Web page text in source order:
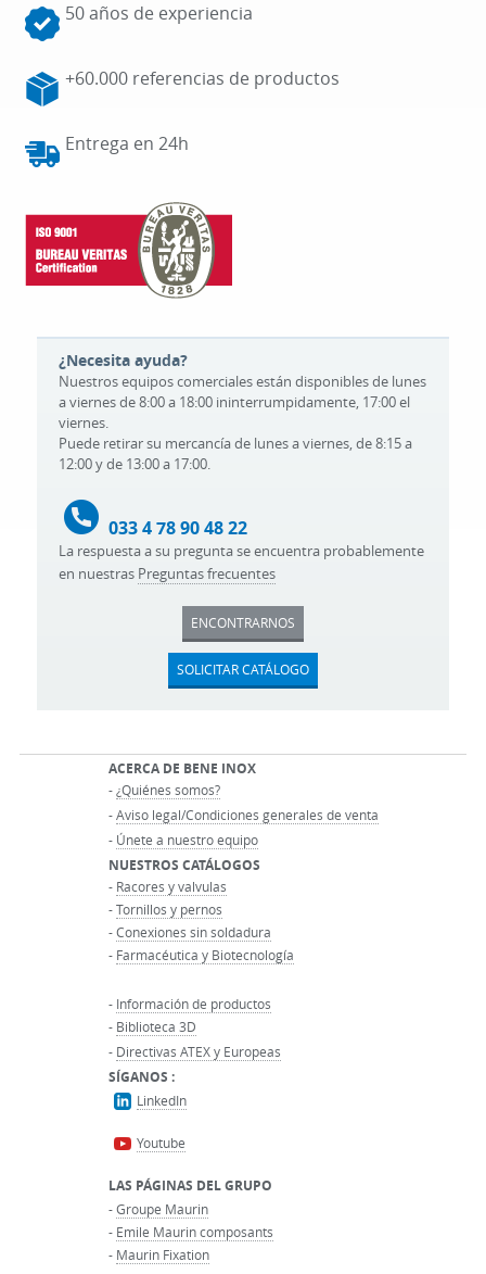
50 años de experiencia
+60.000 referencias de productos
Entrega en 24h
¿Necesita ayuda?
Nuestros equipos comerciales están disponibles de lunes
a viernes de 8:00 a 18:00 ininterrumpidamente, 17:00 el
viernes.
Puede retirar su mercancía de lunes a viernes, de 8:15 a
12:00 y de 13:00 a 17:00.
033 4 78 90 48 22
La respuesta a su pregunta se encuentra probablemente
en nuestras Preguntas frecuentes
ENCONTRARNOS
SOLICITAR CATÁLOGO
ACERCA DE BENE INOX
-¿Quiénes somos?
-Aviso legal/Condiciones generales de venta
- Únete a nuestro equipo
NUESTROS CATÁLOGOS
- Racores y valvulas
-Tornillos y pernos
-Conexiones sin soldadura
- Farmacéutica y Biotecnología
- Información de productos
- Biblioteca 3D
- Directivas ATEX y Europeas
SÍGANOS :
LinkedIn
Youtube
LAS PÁGINAS DEL GRUPO
-Groupe Maurin
- Emile Maurin composants
- Maurin Fixation